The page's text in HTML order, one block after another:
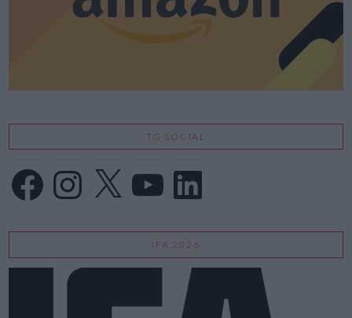
TG SOCIAL
FacebookInstagram
X LinkedIn
IFA 2026